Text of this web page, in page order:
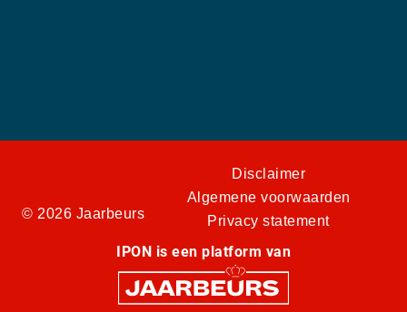
© 2026 Jaarbeurs
Disclaimer
Algemene voorwaarden
Privacy statement
IPON is een platform van